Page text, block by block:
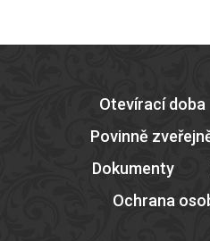
Otevírací doba
Povinně
Dokumenty
Ochrana